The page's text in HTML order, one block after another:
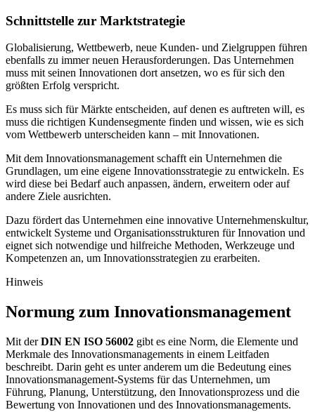
Schnittstelle zur Marktstrategie
Globalisierung, Wettbewerb, neue Kunden- und Zielgruppen führen
ebenfalls zu immer neuen Herausforderungen. Das Unternehmen
muss mit seinen Innovationen dort ansetzen, wo es für sich den
größten Erfolg verspricht.
Es muss sich für Märkte entscheiden, auf denen es auftreten will, es
muss die richtigen Kundensegmente finden und wissen, wie es sich
vom Wettbewerb unterscheiden kann – mit Innovationen.
Mit dem Innovationsmanagement schafft ein Unternehmen die
Grundlagen, um eine eigene Innovationsstrategie zu entwickeln. Es
wird diese bei Bedarf auch anpassen, ändern, erweitern oder auf
andere Ziele ausrichten.
Dazu fördert das Unternehmen eine innovative Unternehmenskultur,
entwickelt Systeme und Organisationsstrukturen für Innovation und
eignet sich notwendige und hilfreiche Methoden, Werkzeuge und
Kompetenzen an, um Innovationsstrategien zu erarbeiten.
Hinweis
Normung zum Innovationsmanagement
Mit derDIN EN ISO 56002 gibt es eine Norm, die Elemente und
Merkmale des Innovationsmanagements in einem Leitfaden
beschreibt. Darin geht es unter anderem um die Bedeutung eines
Innovationsmanagement-Systems für das Unternehmen, um
Führung, Planung, Unterstützung, den Innovationsprozess und die
Bewertung von Innovationen und des Innovationsmanagements.